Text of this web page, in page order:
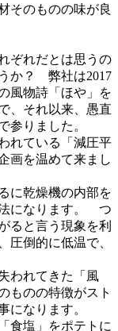
そのものの味が良
ぞれだとは思うの
か？ 弊社は2017
風物詩「ほや」を
、それ以来、愚直
参りました。
れている「減圧平
画を温めて来まし
に乾燥機の内部を
になります。 つ
ると言う現象を利
圧倒的に低温で、
われてきた「風
ものの特徴がスト
になります。
食塩」をポテトに